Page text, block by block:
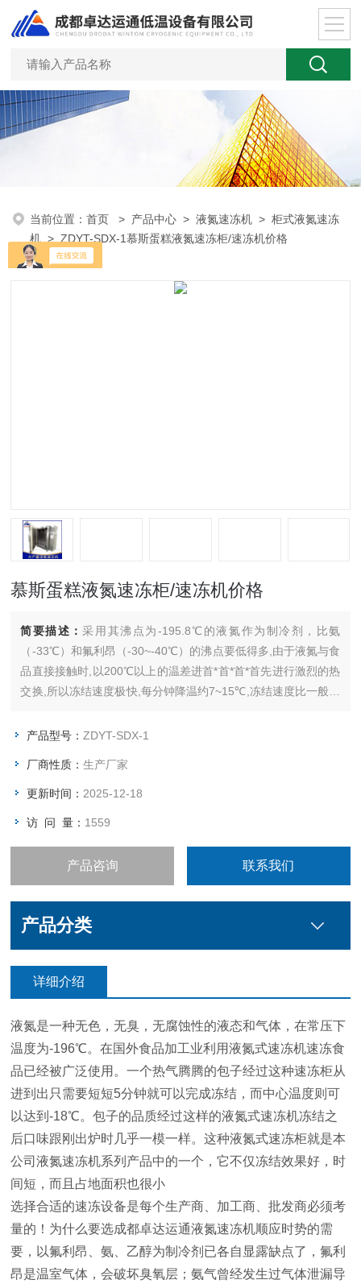
当前位置：首页 > 产品中心 >液氮速冻机 >柜式液氮速冻
机 > ZDYT-SDX-1慕斯蛋糕液氮速冻柜/速冻机价格
慕斯蛋糕液氮速冻柜/速冻机价格
简要描述： 采用其沸点为-195.8℃的液氮作为制冷剂，比氨
（-33℃）和氟利昂（-30~-40℃）的沸点要低得多,由于液氮与食
品直接接触时,以200℃以上的温差进首*首*首*首先进行激烈的热
交换,所以冻结速度极快,每分钟降温约7~15℃,冻结速度比一般冻
慕斯蛋糕液氮速冻柜/速冻机价格
产品型号：ZDYT-SDX-1
厂商性质：生产厂家
更新时间： 2025-12-18
访 问 量： 1559
产品咨询 联系我们
产品分类
详细介绍
液氮是一种无色，无臭，无腐蚀性的液态和气体，在常压下
温度为-196℃。在国外食品加工业利用液氮式速冻机速冻食
品已经被广泛使用。一个热气腾腾的包子经过这种速冻柜从
进到出只需要短短5分钟就可以完成冻结，而中心温度则可
以达到-18℃。包子的品质经过这样的液氮式速冻机冻结之
后口味跟刚出炉时几乎一模一样。这种液氮式速冻柜就是本
公司液氮速冻机系列产品中的一个，它不仅冻结效果好，时
间短，而且占地面积也很小
选择合适的速冻设备是每个生产商、加工商、批发商必须考
量的！为什么要选成都卓达运通液氮速冻机顺应时势的需
要，以氟利昂、氨、乙醇为制冷剂已各自显露缺点了，氟利
昂是温室气体，会破坏臭氧层；氨气曾经发生过气体泄漏导